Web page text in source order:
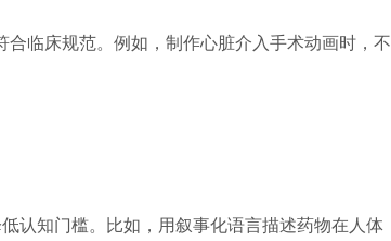
临床规范。例如，制作心脏介入手术动画时，不
认知门槛。比如，用叙事化语言描述药物在人体